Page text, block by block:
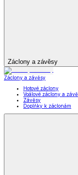
Záclony a závěsy
Záclony a závěsy
Hotové záclony
Voálové záclony a
Závěsy
Doplňky k záclonám